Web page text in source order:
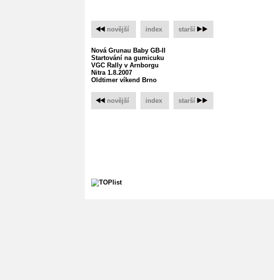
novější index starší
Nová Grunau Baby GB-II
Startování na gumicuku
VGC Rally v Arnborgu
Nitra 1.8.2007
Oldtimer víkend Brno
novější index starší